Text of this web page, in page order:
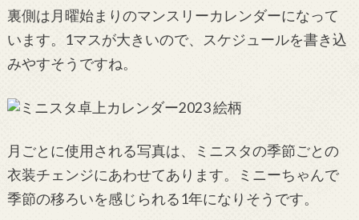
裏側は月曜始まりのマンスリーカレンダーになって
います。1マスが大きいので、スケジュールを書き込
みやすそうですね。
月ごとに使用される写真は、ミニスタの季節ごとの
衣装チェンジにあわせてあります。ミニーちゃんで
季節の移ろいを感じられる1年になりそうです。